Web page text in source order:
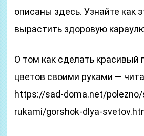
описаны здесь. Узнайте как
вырастить здоровую
О том как сделать красивый
цветов своими руками —
https://sad-doma.net/
rukami/gorshok-dlya-